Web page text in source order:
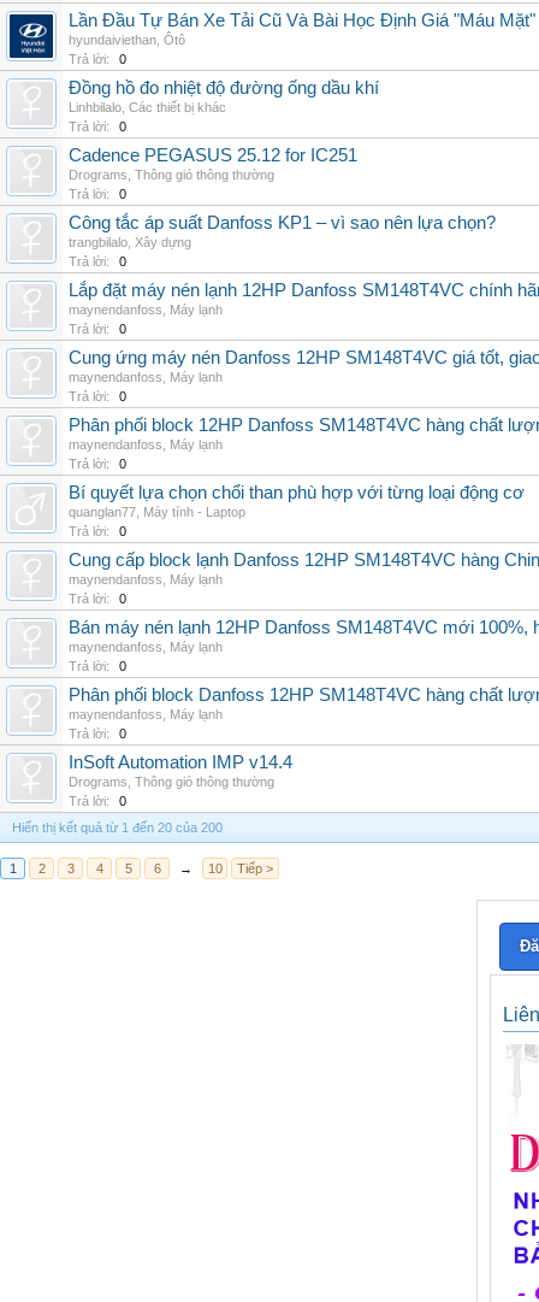
Lần Đầu Tự Bán Xe Tải Cũ Và Bài Học Định Giá "Máu
hyundaiviethan Ôtô
Trả lời:
0
Đồng hồ đo nhiệt độ đường ống dầu khí
Linhbilalo Các thiết bị khác
Trả lời:
0
Cadence PEGASUS 25.12 for IC251
Drograms Thông gió thông thường
Trả lời:
0
Công tắc áp suất Danfoss KP1 – vì sao nên lựa chọn?
trangbilalo Xây dựng
Trả lời:
0
Lắp đặt máy nén lạnh 12HP Danfoss SM148T4VC chính
maynendanfoss
Máy lạnh
Trả lời:
0
Cung ứng máy nén Danfoss 12HP SM148T4VC giá tốt,
maynendanfoss
Máy lạnh
Trả lời:
0
Phân phối block 12HP Danfoss SM148T4VC hàng chất
maynendanfoss
Máy lạnh
Trả lời:
0
Bí quyết lựa chọn chổi than phù hợp với từng loại động cơ
quanglan77 Máy tính - Laptop
Trả lời:
0
Cung cấp block lạnh Danfoss 12HP SM148T4VC hàng
maynendanfoss
Máy lạnh
Trả lời:
0
Bán máy nén lạnh 12HP Danfoss SM148T4VC mới
maynendanfoss
Máy lạnh
Trả lời:
0
Phân phối block Danfoss 12HP SM148T4VC hàng chất
maynendanfoss
Máy lạnh
Trả lời:
0
InSoft Automation IMP v14.4
Drograms Thông gió thông thường
Trả lời:
0
Hiển thị kết quả từ 1 đến 20 của 200
1 2 3 4 5 6 → 10 Tiếp >